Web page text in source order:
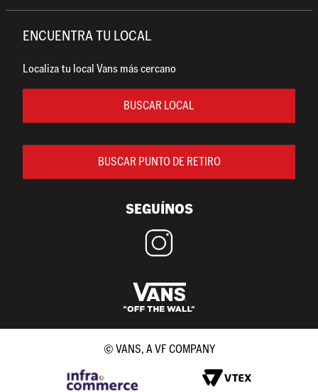
ENCUENTRA TU LOCAL
Localiza tu local Vans más cercano
BUSCAR LOCAL
BUSCAR PUNTO DE RETIRO
SEGUÍNOS
© VANS, A VF COMPANY